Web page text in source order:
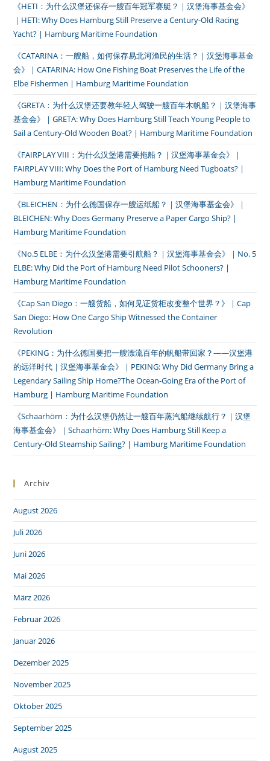
《HETI：为什么汉堡还保存一艘百年冠军赛艇？｜汉堡海事基金会》
｜HETI: Why Does Hamburg Still Preserve a Century-Old Racing
Yacht? | Hamburg Maritime Foundation
《CATARINA：一艘船，如何保存易北河渔民的生活？｜汉堡海事基金
会》｜CATARINA: How One Fishing Boat Preserves the Life of the
Elbe Fishermen | Hamburg Maritime Foundation
《GRETA：为什么汉堡还要教年轻人驾驶一艘百年木帆船？｜汉堡海事
基金会》｜GRETA: Why Does Hamburg Still Teach Young People to
Sail a Century-Old Wooden Boat? | Hamburg Maritime Foundation
《FAIRPLAY VIII：为什么汉堡港需要拖船？｜汉堡海事基金会》｜
FAIRPLAY VIII: Why Does the Port of Hamburg Need Tugboats? |
Hamburg Maritime Foundation
《BLEICHEN：为什么德国保存一艘运纸船？｜汉堡海事基金会》｜
BLEICHEN: Why Does Germany Preserve a Paper Cargo Ship? |
Hamburg Maritime Foundation
《No.5 ELBE：为什么汉堡港需要引航船？｜汉堡海事基金会》｜No. 5
ELBE: Why Did the Port of Hamburg Need Pilot Schooners? |
Hamburg Maritime Foundation
《Cap San Diego：一艘货船，如何见证货柜改变整个世界？》｜Cap
San Diego: How One Cargo Ship Witnessed the Container
Revolution
《PEKING：为什么德国要把一艘漂流百年的帆船带回家？——汉堡港
的远洋时代｜汉堡海事基金会》｜PEKING: Why Did Germany Bring a
Legendary Sailing Ship Home?The Ocean-Going Era of the Port of
Hamburg | Hamburg Maritime Foundation
《Schaarhörn：为什么汉堡仍然让一艘百年蒸汽船继续航行？｜汉堡
海事基金会》｜Schaarhörn: Why Does Hamburg Still Keep a
Century-Old Steamship Sailing? | Hamburg Maritime Foundation
Archiv
August 2026
Juli 2026
Juni 2026
Mai 2026
März 2026
Februar 2026
Januar 2026
Dezember 2025
November 2025
Oktober 2025
September 2025
August 2025